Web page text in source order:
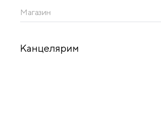
принадлежности
Магазин
Канцелярим